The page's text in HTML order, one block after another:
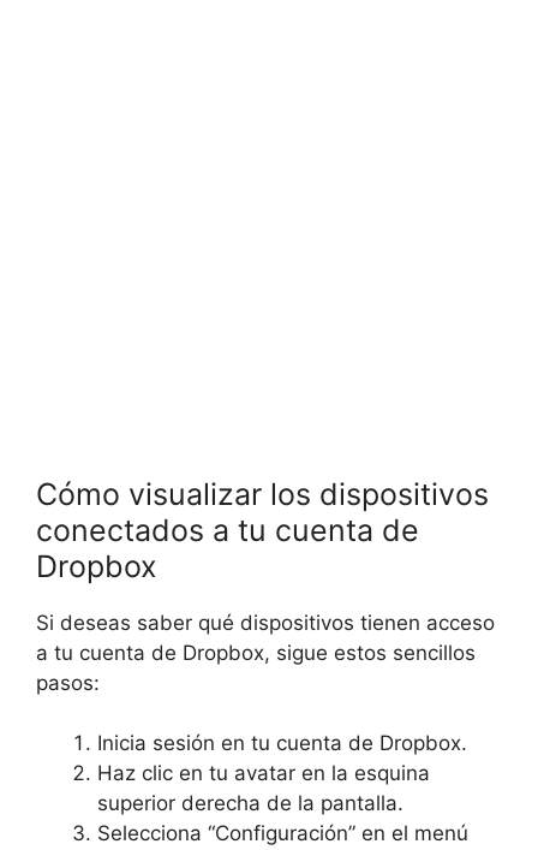
Cómo visualizar los dispositivos
conectados a tu cuenta de
Dropbox
Si deseas saber qué dispositivos tienen acceso
a tu cuenta de Dropbox, sigue estos sencillos
pasos:
Inicia sesión en tu cuenta de Dropbox.
Haz clic en tu avatar en la esquina
superior derecha de la pantalla.
Selecciona “Configuración” en el menú